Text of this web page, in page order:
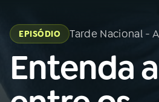
Buscar
na
Rádio
Nacional
na
Rádio
EPISÓDIO Tarde Nacional -
Entenda